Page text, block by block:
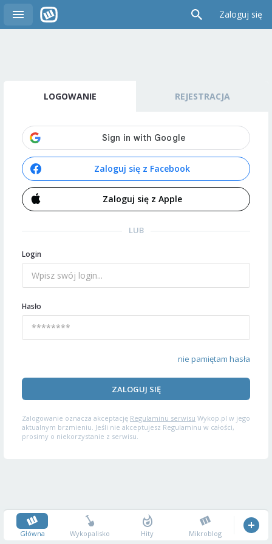
Zaloguj się
LOGOWANIE REJESTRACJA
Zaloguj się z Facebook
Zaloguj się z Apple
LUB
Login
Hasło
nie pamiętam hasła
ZALOGUJ SIĘ
Zalogowanie oznacza akceptację Regulaminu serwisu Wykop.pl w jego
aktualnym brzmieniu. Jeśli nie akceptujesz Regulaminu w całości,
prosimy o niekorzystanie z serwisu.
Główna Wykopalisko Hity Mikroblog